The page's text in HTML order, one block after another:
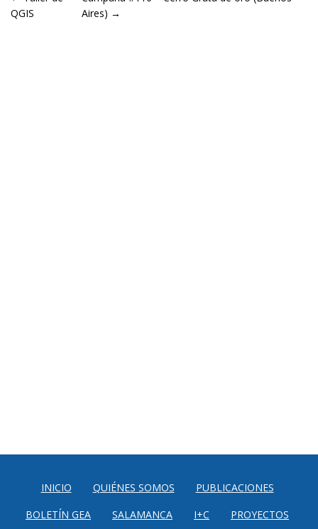
QGIS
Aires) →
INICIO QUIÉNES SOMOS
PUBLICACIONES
BOLETÍN GEA
SALAMANCA I+C PROYECTOS